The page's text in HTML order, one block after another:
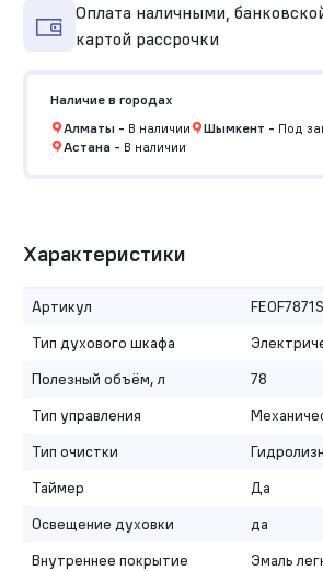
Оплата наличными,
картой рассрочки
Наличие в городах
Алматы- В наличии Шымкент - Под
Астана- В наличии
Характеристики
Артикул
FEOF7871S
Тип духового шкафа
Полезный объём, л
78
Тип управления
Тип очистки
Таймер
Да
Освещение духовки
да
Внутреннее покрытие
Эмаль